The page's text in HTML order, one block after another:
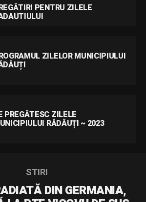
PENTRU ZILELE
ZILELOR MUNICIPIULUI
PREGĂTESC ZILELE
RĂDĂUȚI ~ 2023
STIRI
DIN GERMANIA,